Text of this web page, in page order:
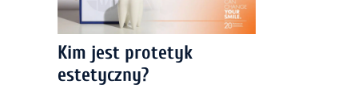
Kim jest protetyk
estetyczny?